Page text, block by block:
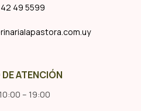
42 49 5599
ATENCIÓN
10:00 – 19:00